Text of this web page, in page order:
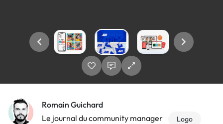
Romain Guichard
Le journal du community manager
Logo